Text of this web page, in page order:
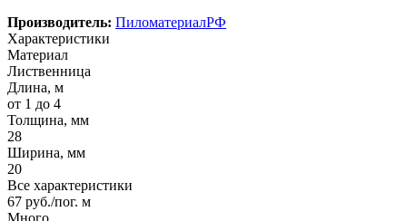
Производитель: ПиломатериалРФ
Характеристики
Материал
Лиственница
Длина, м
от 1 до 4
Толщина, мм
28
Ширина, мм
20
Все характеристики
67 руб./пог. м
Много